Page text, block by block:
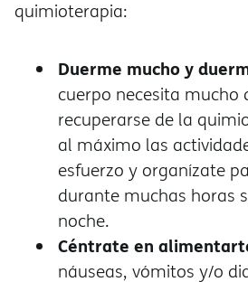
quimioterapia:
Duerme mucho y
cuerpo necesita mucho
recuperarse de la
al máximo las
esfuerzo y organízate
durante muchas horas
noche.
Céntrate en
náuseas, vómitos y/o